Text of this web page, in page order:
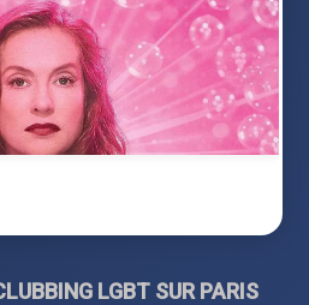
LGBT SUR PARIS